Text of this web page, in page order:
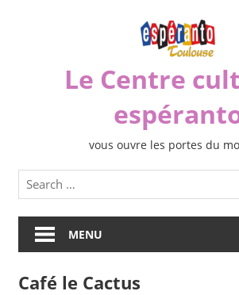
Le Centre
vous ouvre les portes du
MENU
Café le Cactus